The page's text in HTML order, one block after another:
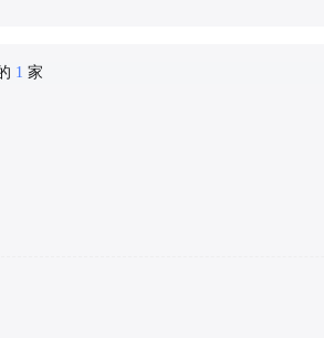
1 家